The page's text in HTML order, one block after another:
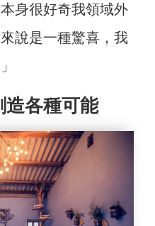
身很好奇我領域外
說是一種驚喜，我
各種可能